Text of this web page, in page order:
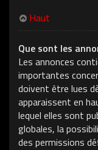
Haut
Que sont les
Les annonces
importantes
doivent être lues
apparaissent en
lequel elles sont
globales, la
des permissions